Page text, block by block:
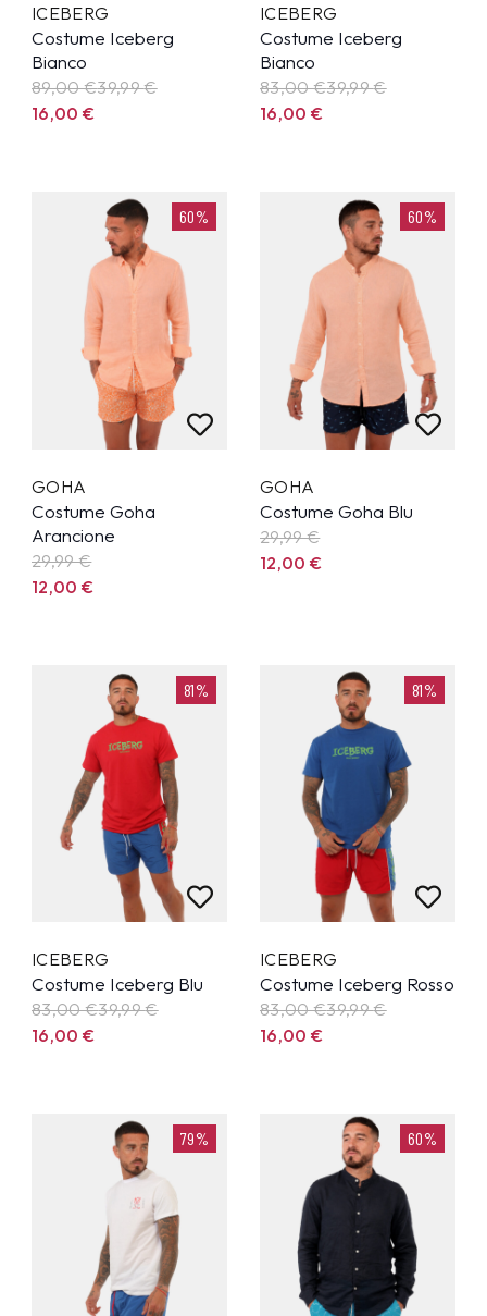
ICEBERG
Costume Iceberg
Bianco
89,00 €39,99€
16,00€
ICEBERG
Costume Iceberg
Bianco
83,00 €39,99€
16,00€
60%
GOHA
Costume Goha
Arancione
29,99€
12,00€
60%
GOHA
Costume Goha Blu
29,99€
12,00€
81%
ICEBERG
Costume Iceberg Blu
83,00 €39,99€
16,00€
81%
ICEBERG
Costume Iceberg Rosso
83,00 €39,99€
16,00€
79% 60%